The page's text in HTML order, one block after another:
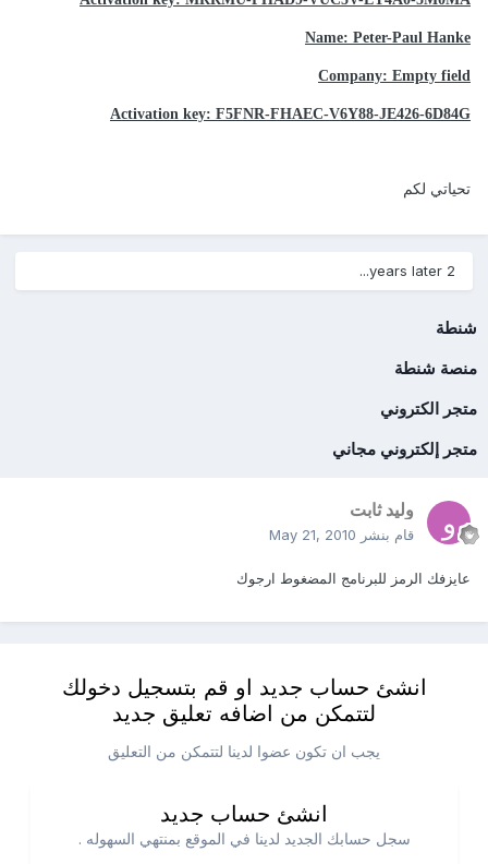
Name: Peter-Paul Hanke
Company: Empty field
Activation key: F5FNR-FHAEC-V6Y88-JE426-6D84G
تحياتي لكم
2 years later...
شنطة
منصة شنطة
متجر الكتروني
متجر إلكتروني مجاني
وليد ثابت
قام بنشر May 21, 2010
عايزفك الرمز للبرنامج المضغوط ارجوك
انشئ حساب جديد او قم بتسجيل دخولك
لتتمكن من اضافه تعليق جديد
يجب ان تكون عضوا لدينا لتتمكن من التعليق
انشئ حساب جديد
سجل حسابك الجديد لدينا في الموقع بمنتهي السهوله .